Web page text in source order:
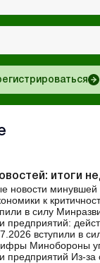
итоги
новости минувшей
к
в силу
предприятий:
вступили в
Минобороны
предприятий Из-за